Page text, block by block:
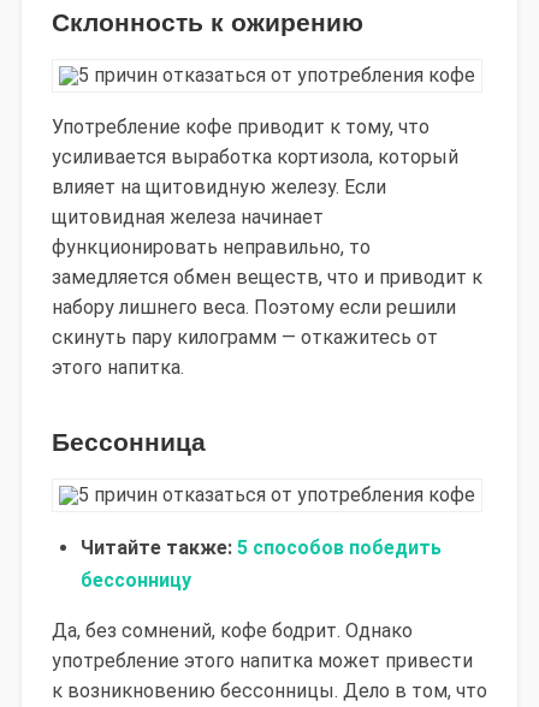
Склонность к ожирению
Употребление кофе приводит к тому, что
усиливается выработка кортизола, который
влияет на щитовидную железу. Если
щитовидная железа начинает
функционировать неправильно, то
замедляется обмен веществ, что и приводит к
набору лишнего веса. Поэтому если решили
скинуть пару килограмм — откажитесь от
этого напитка.
Бессонница
Читайте также: 5 способов победить
бессонницу
Да, без сомнений, кофе бодрит. Однако
употребление этого напитка может привести
к возникновению бессонницы. Дело в том, что